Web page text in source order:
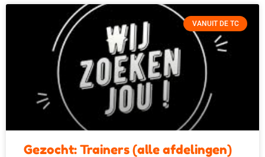
VANUIT DE TC
Gezocht: Trainers (alle afdelingen)